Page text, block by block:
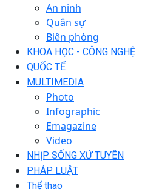
An ninh
Quân sự
Biên phòng
KHOA HỌC - CÔNG NGHỆ
QUỐC TẾ
MULTIMEDIA
Photo
Infographic
Emagazine
Video
NHỊP SỐNG XỨ TUYÊN
PHÁP LUẬT
Thể thao